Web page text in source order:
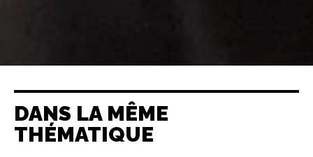
DANS LA MÊME
THÉMATIQUE